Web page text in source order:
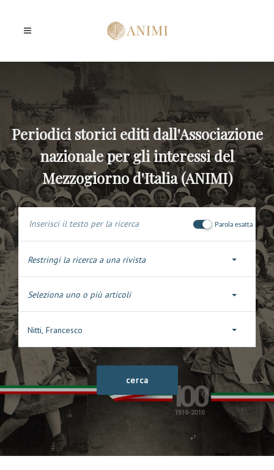
Periodici storici editi dall'Associazione
nazionale per gli interessi del
Mezzogiorno d'Italia (ANIMI)
Parola esatta
Restringi la ricerca a una rivista
Seleziona uno o più articoli
Nitti, Francesco